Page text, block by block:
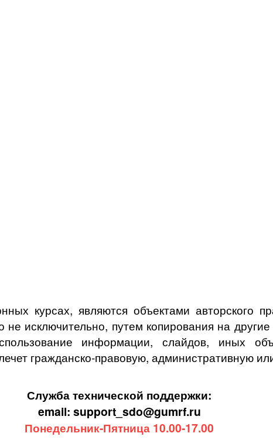
курсах, являются объектами авторского
исключительно, путем копирования на
информации, слайдов, иных
гражданско-правовую, административную
Служба технической поддержки:
email: support_sdo@gumrf.ru
Понедельник-Пятница 10.00-17.00